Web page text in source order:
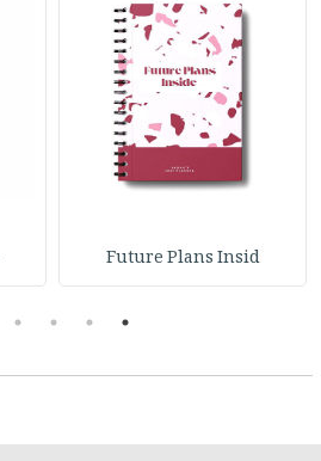
Future Plans Insid
1
2
3
4